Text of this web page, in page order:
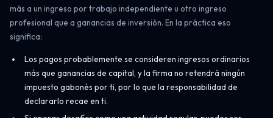
más a un ingreso por trabajo independiente u otro ingreso
profesional que a ganancias de inversión. En la práctica eso
significa:
Los pagos probablemente se consideren ingresos ordinarios
más que ganancias de capital, y la firma no retendrá ningún
impuesto gabonés por ti, por lo que la responsabilidad de
declararlo recae en ti.